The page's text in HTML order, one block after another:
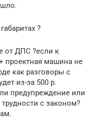
?
от ДПС ?если к
проектная машина не
как разговоры с
из-за 500 р.
предупреждение или
с законом?